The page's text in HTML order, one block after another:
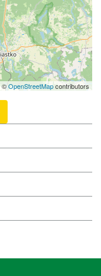
©OpenStreetMapcontributors